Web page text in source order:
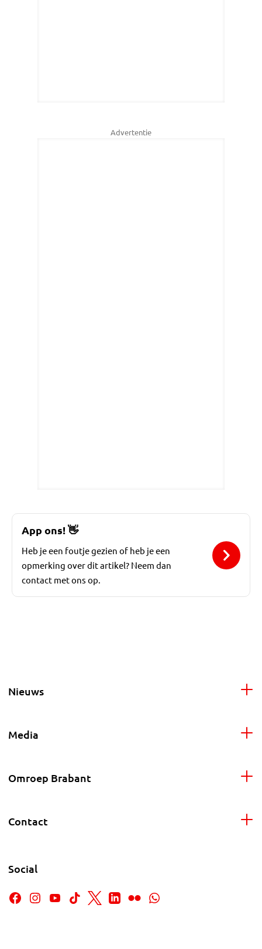
Advertentie
App ons!👋
Heb je een foutje gezien of heb je een
opmerking over dit artikel? Neem dan
contact met ons op.
Nieuws
Media
Omroep Brabant
Contact
Social